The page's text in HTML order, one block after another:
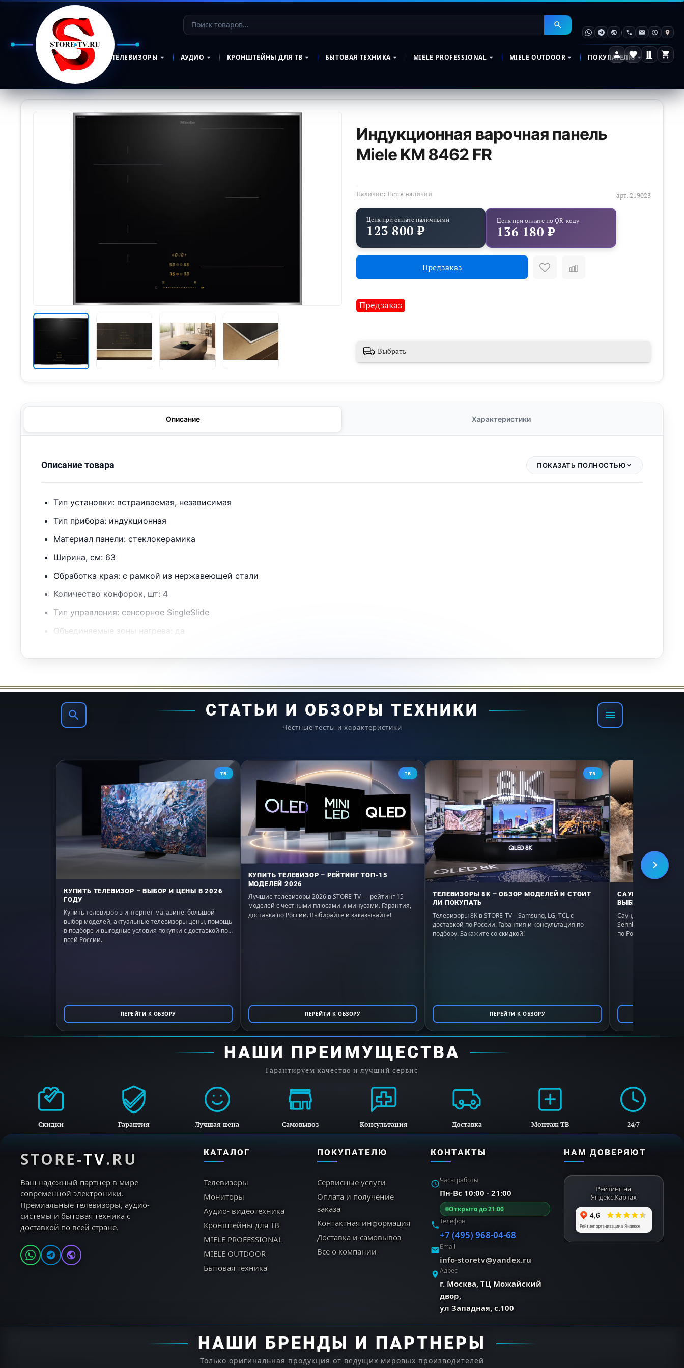
ТЕЛЕВИЗОРЫ АУДИО КРОНШТЕЙНЫ ДЛЯ ТВ БЫТОВАЯ ТЕХНИКА MIELE PROFESSIONAL MIELE OUTDOOR ПОКУПАТЕЛЮ
арт. 219023
Наличие: Нет в наличии
Предзаказ
Индукционная варочная панель
Miele KM 8462 FR
Цена при оплате наличными
123 800 ₽
Цена при оплате по QR-коду
136 180 ₽
Предзаказ
Выбрать
Описание Характеристики
Описание товара ПОКАЗАТЬ ПОЛНОСТЬЮ
Тип установки: встраиваемая, независимая
Тип прибора: индукционная
Материал панели: стеклокерамика
Ширина, см: 63
Обработка края: с рамкой из нержавеющей стали
Количество конфорок, шт: 4
Тип управления: сенсорное SingleSlide
Объединяемые зоны нагрева: да
Функция блокировки, Защита от перегрева, Индикатор остаточного тепла
Особенности: Зона PowerFlex, Зона Vario, Легко моющаяся стеклокерамика, Встроенный вентилятор охлаждения
Общая потребляемая мощность, кВт: 7,36
Габариты ниши накладной монтаж (Ш*Г), мм: 560-600*490-500
Гарантия: 2 года
Страна производитель: Германия
СТАТЬИ И ОБЗОРЫ ТЕХНИКИ
Честные тесты и характеристики
ТВ
КУПИТЬ ТЕЛЕВИЗОР – ВЫБОР И ЦЕНЫ В 2026
ГОДУ
Купить телевизор в интернет-магазине: большой
выбор моделей, актуальные телевизоры цены, помощь
в подборе и выгодные условия покупки с доставкой по
всей России.
ПЕРЕЙТИ К ОБЗОРУ
ТВ
КУПИТЬ ТЕЛЕВИЗОР – РЕЙТИНГ ТОП-15
МОДЕЛЕЙ 2026
Лучшие телевизоры 2026 в STORE-TV — рейтинг 15
моделей с честными плюсами и минусами. Гарантия,
доставка по России. Выбирайте и заказывайте!
ПЕРЕЙТИ К ОБЗОРУ
ТВ
ТЕЛЕВИЗОРЫ 8K – ОБЗОР МОДЕЛЕЙ И СТОИТ
ЛИ ПОКУПАТЬ
Телевизоры 8K в STORE-TV – Samsung, LG, TCL с
доставкой по России. Гарантия и консультация по
подбору. Закажите со скидкой!
ПЕРЕЙТИ К ОБЗОРУ
САУНДБАР –
ВЫБРАТЬ В 2026
Саундбары в STORE-
Sennheiser. Подбор
по России, гарантия.
НАШИ ПРЕИМУЩЕСТВА
Гарантируем качество и лучший сервис
Скидки Гарантия Лучшая цена Самовывоз Консультация Доставка Монтаж ТВ 24/7
STORE-TV.RU
Ваш надежный партнер в мире
современной электроники.
Премиальные телевизоры, аудио-
системы и бытовая техника с
доставкой по всей стране.
КАТАЛОГ
Телевизоры
Мониторы
Аудио- видеотехника
Кронштейны для ТВ
MIELE PROFESSIONAL
MIELE OUTDOOR
Бытовая техника
ПОКУПАТЕЛЮ
Сервисные услуги
Оплата и получение
заказа
Контактная информация
Доставка и самовывоз
Все о компании
КОНТАКТЫ
Часы работы
Пн-Вс 10:00 - 21:00
Открыто до 21:00
Телефон
+7 (495) 968-04-68
Email
info-storetv@yandex.ru
Адрес
г. Москва, ТЦ Можайский
двор,
ул Западная, с.100
НАМ ДОВЕРЯЮТ
Рейтинг на
Яндекс.Картах
НАШИ БРЕНДЫ И ПАРТНЕРЫ
Только оригинальная продукция от ведущих мировых производителей